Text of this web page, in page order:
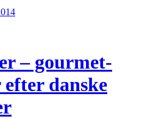
– gourmet-
efter danske